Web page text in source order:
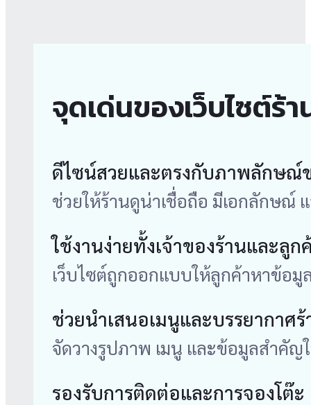
จุดเด่นของเว็บไซต์ร้
ดีไซน์สวยและตรงกับภาพลักษณ์
ช่วยให้ร้านดูน่าเชื่อถือ มีเอกลักษณ์
ใช้งานง่ายทั้งเจ้าของร้านและลูก
เว็บไซต์ถูกออกแบบให้ลูกค้าหาข้อมู
ช่วยนำเสนอเมนูและบรรยากาศ
จัดวางรูปภาพ เมนู และข้อมูลสำคัญ
รองรับการติดต่อและการจองโต๊ะ